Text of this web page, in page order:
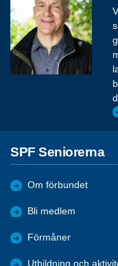
SPF Seniorerna
Om förbundet
Bli medlem
Förmåner
Utbildning och